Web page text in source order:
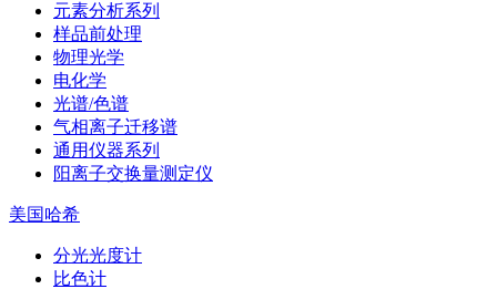
元素分析系列
样品前处理
物理光学
电化学
光谱/色谱
气相离子迁移谱
通用仪器系列
阳离子交换量测定仪
美国哈希
分光光度计
比色计